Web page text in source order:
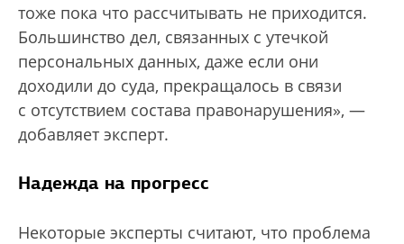
тоже пока что рассчитывать не приходится.
Большинство дел, связанных с утечкой
персональных данных, даже если они
доходили до суда, прекращалось в связи
с отсутствием состава правонарушения», —
добавляет эксперт.
Надежда на прогресс
Некоторые эксперты считают, что проблема